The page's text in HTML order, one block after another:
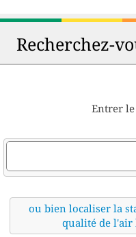
Recherchez-
Entrer
ou bien localiser la
qualité de l'air